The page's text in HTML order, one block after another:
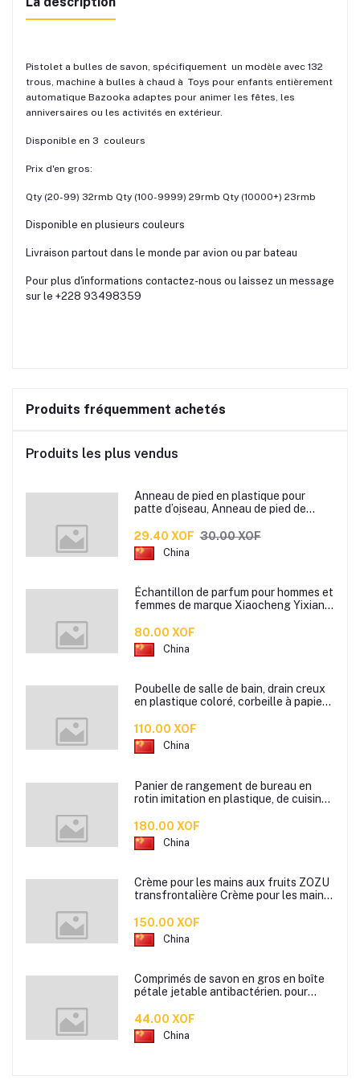
Pistolet a bulles de savon, spécifiquement un modèle avec 132
trous, machine à bulles à chaud à Toys pour enfants entièrement
automatique Bazooka adaptes pour animer les fêtes, les
anniversaires ou les activités en extérieur.
Disponible en 3 couleurs
Prix d'en gros:
Qty (20-99) 32rmb Qty (100-9999) 29rmb Qty (10000+) 23rmb
Disponible en plusieurs couleurs
Livraison partout dans le monde par avion ou par bateau
Pour plus d'informations contactez-nous ou laissez un message
sur le +228 93498359
Produits fréquemment achetés
Produits les plus vendus
Anneau de pied en plastique pour
patte d’oiseau, Anneau de pied de
pour oiseaux
29.40 XOF 30.00 XOF
China
Échantillon de parfum pour hommes et
femmes de marque Xiaocheng Yixiang
80.00 XOF
China
Poubelle de salle de bain, drain creux
en plastique coloré, corbeille à papier
110.00 XOF
China
Panier de rangement de bureau en
rotin imitation en plastique, de cuisine
de rangement de salle de bain
180.00 XOF
China
Crème pour les mains aux fruits ZOZU
transfrontalière Crème pour les mains
80g
150.00 XOF
China
Comprimés de savon en gros en boîte
pétale jetable antibactérien. pour
des mini comprimés de lavage des
mains en papier savon
44.00 XOF
China